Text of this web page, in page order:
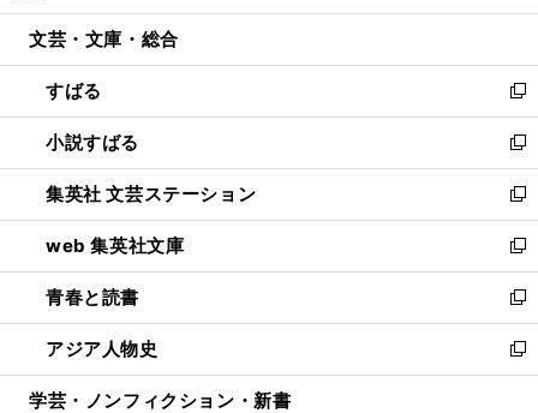
開
ウ
開
く
ン
ウ
で
開
く
ウ
ン
ド
ウ
で
開
く
文芸・文庫・総合
すばる
新
し
い
ウ
ィ
ン
ド
ウ
で
開
く
小説すばる
新
し
い
ウ
ィ
ン
ド
ウ
で
開
集英社 文芸ステーション
新
し
い
ウ
ィ
ン
ド
ウ
web 集英社文庫
新
し
い
ウ
ィ
ン
青春と読書
新
し
い
ウ
アジア人物史
新
し
学芸・ノンフィクション・新書